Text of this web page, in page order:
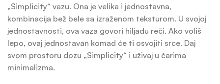
„Simplicity“ vazu. Ona je velika i jednostavna,
kombinacija bež bele sa izraženom teksturom. U svojoj
jednostavnosti, ova vaza govori hiljadu reči. Ako voliš
lepo, ovaj jednostavan komad će ti osvojiti srce. Daj
svom prostoru dozu „Simplicity“ i uživaj u čarima
minimalizma.